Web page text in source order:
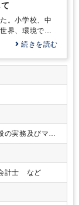
。小学校、中
界、環境で仕
ら税理士事務
続きを読む
の実務及びマネ
場コンサルティ
場合がありま
計士 など